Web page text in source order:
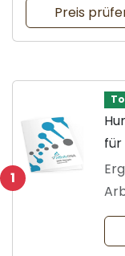
Preis
1
für